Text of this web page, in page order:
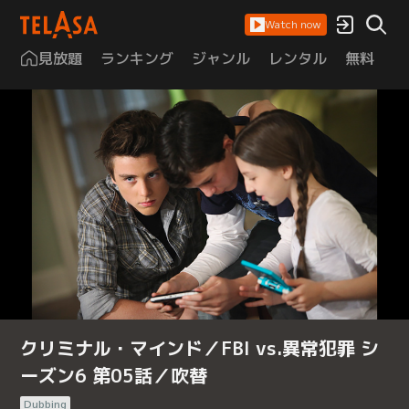
Watch now
見放題 ランキング ジャンル レンタル 無料
クリミナル・マインド／FBI vs.異常犯罪 シ
ーズン6 第05話／吹替
Dubbing